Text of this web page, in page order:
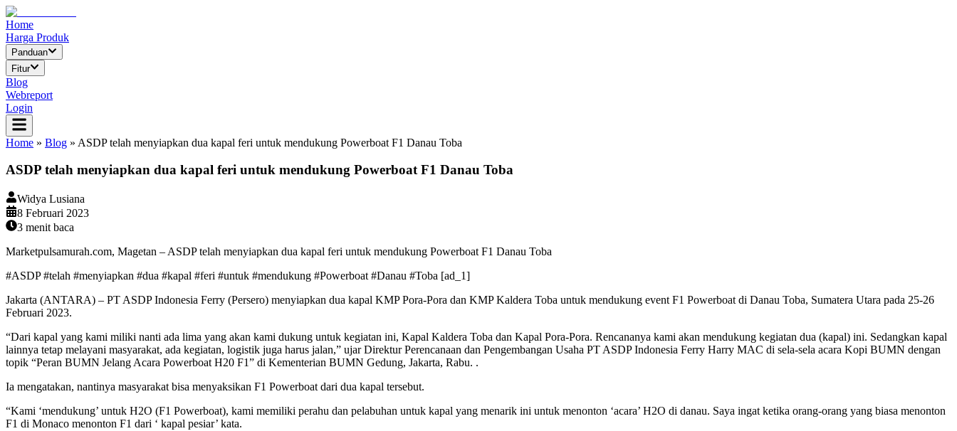
Home
Harga Produk
Panduan
Fitur
Blog
Webreport
Login
Home » Blog » ASDP telah menyiapkan dua kapal feri untuk mendukung Powerboat F1 Danau Toba
ASDP telah menyiapkan dua kapal feri untuk mendukung Powerboat F1 Danau Toba
Widya Lusiana
8 Februari 2023
3 menit baca
Marketpulsamurah.com, Magetan – ASDP telah menyiapkan dua kapal feri untuk mendukung Powerboat F1 Danau Toba
#ASDP #telah #menyiapkan #dua #kapal #feri #untuk #mendukung #Powerboat #Danau #Toba [ad_1]
Jakarta (ANTARA) – PT ASDP Indonesia Ferry (Persero) menyiapkan dua kapal KMP Pora-Pora dan KMP Kaldera Toba untuk mendukung event F1 Powerboat di Danau Toba, Sumatera Utara pada 25-26
Februari 2023.
“Dari kapal yang kami miliki nanti ada lima yang akan kami dukung untuk kegiatan ini, Kapal Kaldera Toba dan Kapal Pora-Pora. Rencananya kami akan mendukung kegiatan dua (kapal) ini. Sedangkan kapal
lainnya tetap melayani masyarakat, ada kegiatan, logistik juga harus jalan,” ujar Direktur Perencanaan dan Pengembangan Usaha PT ASDP Indonesia Ferry Harry MAC di sela-sela acara Kopi BUMN dengan
topik “Peran BUMN Jelang Acara Powerboat H20 F1” di Kementerian BUMN Gedung, Jakarta, Rabu. .
Ia mengatakan, nantinya masyarakat bisa menyaksikan F1 Powerboat dari dua kapal tersebut.
“Kami ‘mendukung’ untuk H2O (F1 Powerboat), kami memiliki perahu dan pelabuhan untuk kapal yang menarik ini untuk menonton ‘acara’ H2O di danau. Saya ingat ketika orang-orang yang biasa menonton
F1 di Monaco menonton F1 dari ‘ kapal pesiar’ kata.